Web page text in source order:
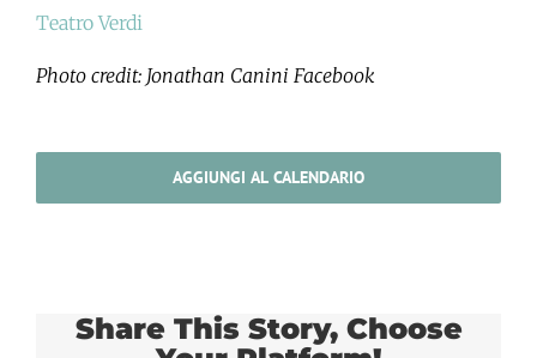
Teatro Verdi
Photo credit: Jonathan Canini Facebook
AGGIUNGI AL CALENDARIO
Share This Story, Choose